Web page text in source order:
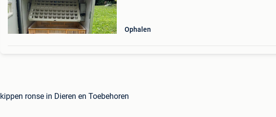
Ophalen
kippen ronse in Dieren en Toebehoren